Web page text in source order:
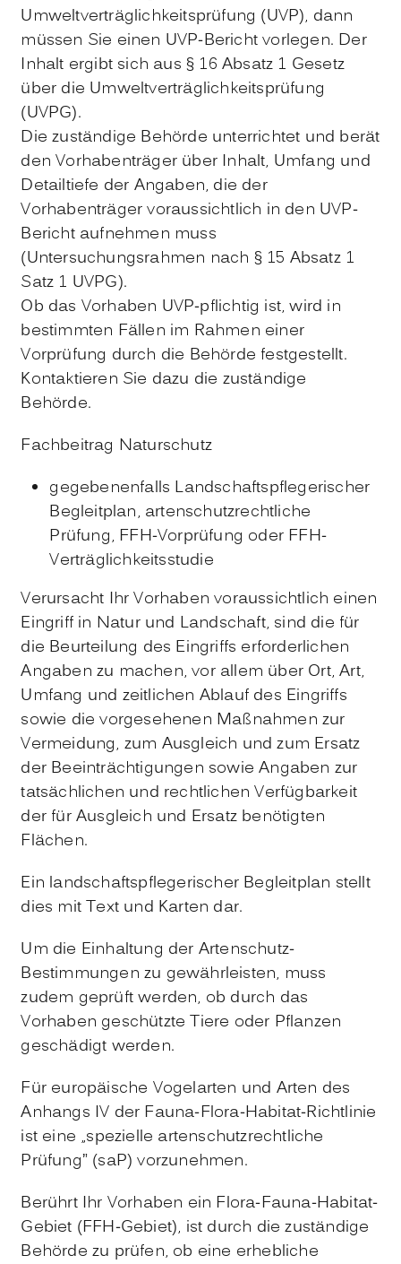
Umweltverträglichkeitsprüfung (UVP), dann
müssen Sie einen UVP-Bericht vorlegen. Der
Inhalt ergibt sich aus § 16 Absatz 1 Gesetz
über die Umweltverträglichkeitsprüfung
(UVPG).
Die zuständige Behörde unterrichtet und berät
den Vorhabenträger über Inhalt, Umfang und
Detailtiefe der Angaben, die der
Vorhabenträger voraussichtlich in den UVP-
Bericht aufnehmen muss
(Untersuchungsrahmen nach § 15 Absatz 1
Satz 1 UVPG).
Ob das Vorhaben UVP-pflichtig ist, wird in
bestimmten Fällen im Rahmen einer
Vorprüfung durch die Behörde festgestellt.
Kontaktieren Sie dazu die zuständige
Behörde.
Fachbeitrag Naturschutz
gegebenenfalls Landschaftspflegerischer
Begleitplan, artenschutzrechtliche
Prüfung, FFH-Vorprüfung oder FFH-
Verträglichkeitsstudie
Verursacht Ihr Vorhaben voraussichtlich einen
Eingriff in Natur und Landschaft, sind die für
die Beurteilung des Eingriffs erforderlichen
Angaben zu machen, vor allem über Ort, Art,
Umfang und zeitlichen Ablauf des Eingriffs
sowie die vorgesehenen Maßnahmen zur
Vermeidung, zum Ausgleich und zum Ersatz
der Beeinträchtigungen sowie Angaben zur
tatsächlichen und rechtlichen Verfügbarkeit
der für Ausgleich und Ersatz benötigten
Flächen.
Ein landschaftspflegerischer Begleitplan stellt
dies mit Text und Karten dar.
Um die Einhaltung der Artenschutz-
Bestimmungen zu gewährleisten, muss
zudem geprüft werden, ob durch das
Vorhaben geschützte Tiere oder Pflanzen
geschädigt werden.
Für europäische Vogelarten und Arten des
Anhangs IV der Fauna-Flora-Habitat-Richtlinie
ist eine „spezielle artenschutzrechtliche
Prüfung” (saP) vorzunehmen.
Berührt Ihr Vorhaben ein Flora-Fauna-Habitat-
Gebiet (FFH-Gebiet), ist durch die zuständige
Behörde zu prüfen, ob eine erhebliche